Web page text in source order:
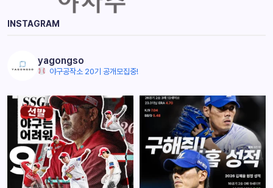
INSTAGRAM
yagongso
야구공작소 20기 공개모집중!